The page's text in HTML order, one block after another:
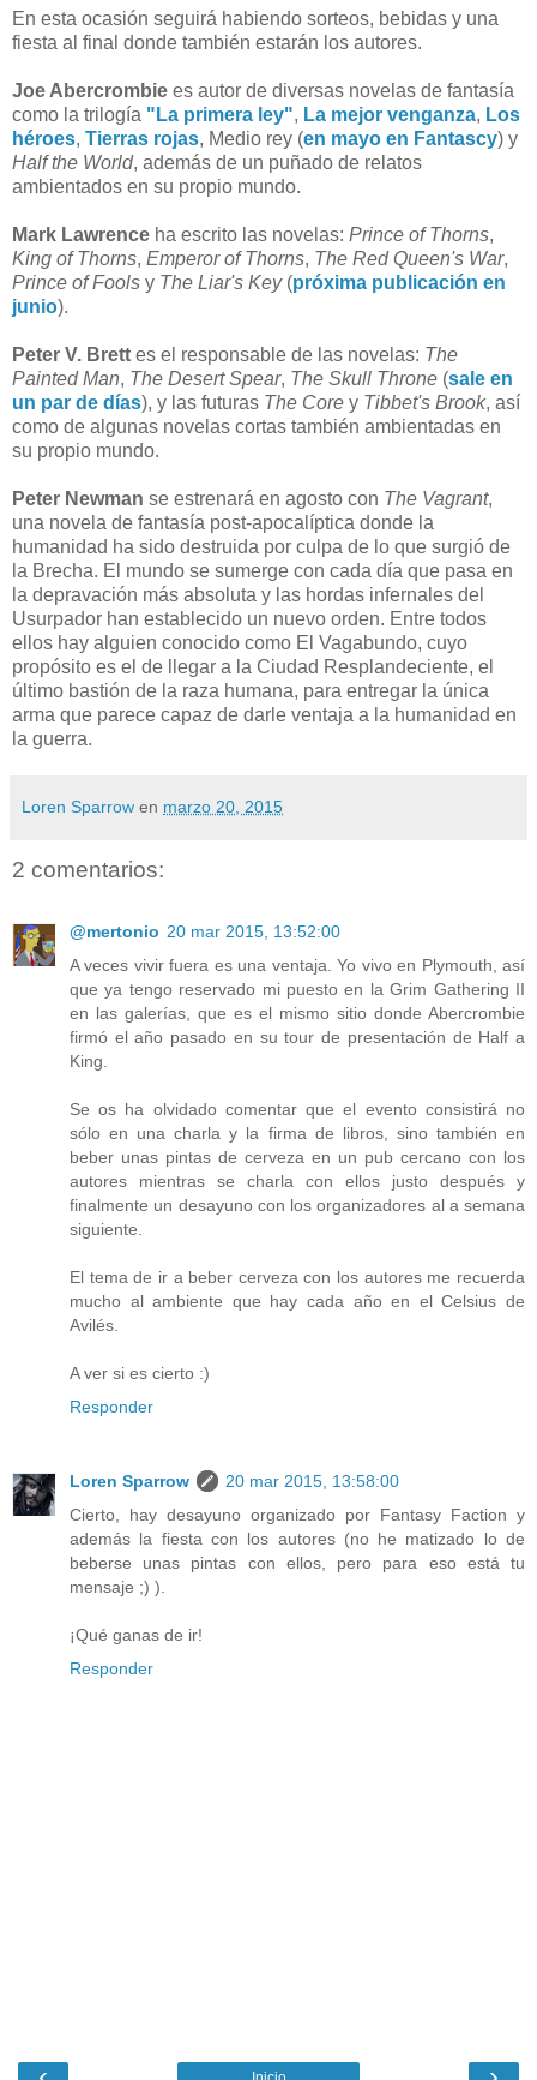
En esta ocasión seguirá habiendo sorteos, bebidas y una
fiesta al final donde también estarán los autores.
Joe Abercrombie es autor de diversas novelas de fantasía
como la trilogía "La primera ley", La mejor venganza, Los
héroes, Tierras rojas, Medio rey (en mayo en Fantascy) y
Half the World, además de un puñado de relatos
ambientados en su propio mundo.
Mark Lawrence ha escrito las novelas: Prince of Thorns,
King of Thorns, Emperor of Thorns, The Red Queen's War,
Prince of Fools y The Liar's Key(próxima publicación en
junio).
Peter V. Brett es el responsable de las novelas: The
Painted Man, The Desert Spear, The Skull Throne (sale en
un par de días), y las futuras The Core y Tibbet's Brook, así
como de algunas novelas cortas también ambientadas en
su propio mundo.
Peter Newman se estrenará en agosto con The Vagrant,
una novela de fantasía post-apocalíptica donde la
humanidad ha sido destruida por culpa de lo que surgió de
la Brecha. El mundo se sumerge con cada día que pasa en
la depravación más absoluta y las hordas infernales del
Usurpador han establecido un nuevo orden. Entre todos
ellos hay alguien conocido como El Vagabundo, cuyo
propósito es el de llegar a la Ciudad Resplandeciente, el
último bastión de la raza humana, para entregar la única
arma que parece capaz de darle ventaja a la humanidad en
la guerra.
Loren Sparrow en marzo 20, 2015
2 comentarios:
@mertonio 20 mar 2015, 13:52:00
A veces vivir fuera es una ventaja. Yo vivo en Plymouth, así
que ya tengo reservado mi puesto en la Grim Gathering II
en las galerías, que es el mismo sitio donde Abercrombie
firmó el año pasado en su tour de presentación de Half a
King.
Se os ha olvidado comentar que el evento consistirá no
sólo en una charla y la firma de libros, sino también en
beber unas pintas de cerveza en un pub cercano con los
autores mientras se charla con ellos justo después y
finalmente un desayuno con los organizadores al a semana
siguiente.
El tema de ir a beber cerveza con los autores me recuerda
mucho al ambiente que hay cada año en el Celsius de
Avilés.
A ver si es cierto :)
Responder
Loren Sparrow
20 mar 2015, 13:58:00
Cierto, hay desayuno organizado por Fantasy Faction y
además la fiesta con los autores (no he matizado lo de
beberse unas pintas con ellos, pero para eso está tu
mensaje ;) ).
¡Qué ganas de ir!
Responder